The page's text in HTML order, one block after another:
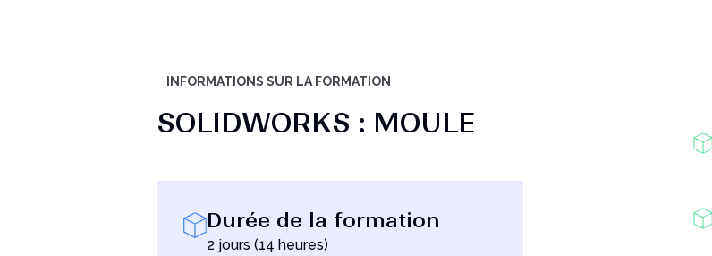
INFORMATIONS SUR LA FORMATION
SOLIDWORKS : MOULE
Durée de la formation
2 jours (14 heures)